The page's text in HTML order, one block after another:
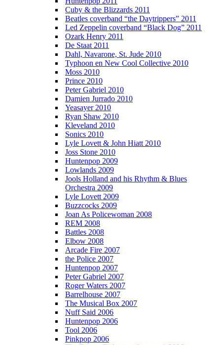
Cuby & the Blizzards 2011
Beatles coverband “the Daytrippers” 2011
Led Zeppelin coverband “Black Dog” 2011
Ozark Henry 2011
De Staat 2011
Dahl, Navarone, St. Jude 2010
Typhoon en New Cool Collective 2010
Moss 2010
Prince 2010
Peter Gabriel 2010
Damien Jurrado 2010
Yeasayer 2010
Ryan Shaw 2010
Kleveland 2010
Sonics 2010
Lyle Lovett & John Hiatt 2010
Joss Stone 2010
Huntenpop 2009
Lowlands 2009
Jools Holland and his Rhythm & Blues
Orchestra 2009
Lyle Lovett 2009
Buzzcocks 2009
Joan As Policewoman 2008
REM 2008
Battles 2008
Elbow 2008
Arcade Fire 2007
the Police 2007
Huntenpop 2007
Peter Gabriel 2007
Roger Waters 2007
Barrelhouse 2007
The Musical Box 2007
Nuff Said 2006
Huntenpop 2006
Tool 2006
Pinkpop 2006